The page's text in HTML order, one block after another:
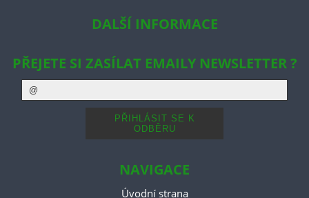
DALŠÍ INFORMACE
PŘEJETE SI ZASÍLAT EMAILY NEWSLETTER ?
NAVIGACE
Úvodní strana